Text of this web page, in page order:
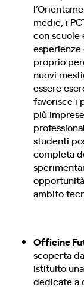
medie, i
con scuole
proprio
nuovi
essere
favorisce i
più
studenti
completa
ambito
Officine
scoperta
istituito
dedicate a